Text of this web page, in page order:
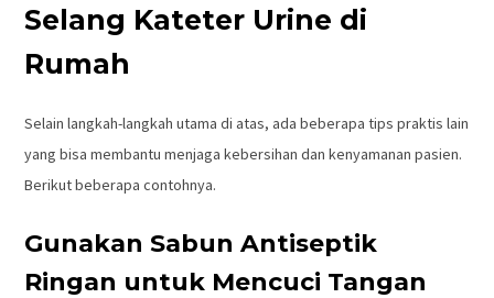
Selang Kateter Urine di
Rumah
Selain langkah-langkah utama di atas, ada beberapa tips praktis lain
yang bisa membantu menjaga kebersihan dan kenyamanan pasien.
Berikut beberapa contohnya.
Gunakan Sabun Antiseptik
Ringan untuk Mencuci Tangan